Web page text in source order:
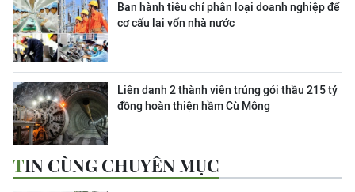
Ban hành tiêu chí phân loại doanh nghiệp để
cơ cấu lại vốn nhà nước
Liên danh 2 thành viên trúng gói thầu 215 tỷ
đồng hoàn thiện hầm Cù Mông
TIN CÙNG CHUYÊN MỤC